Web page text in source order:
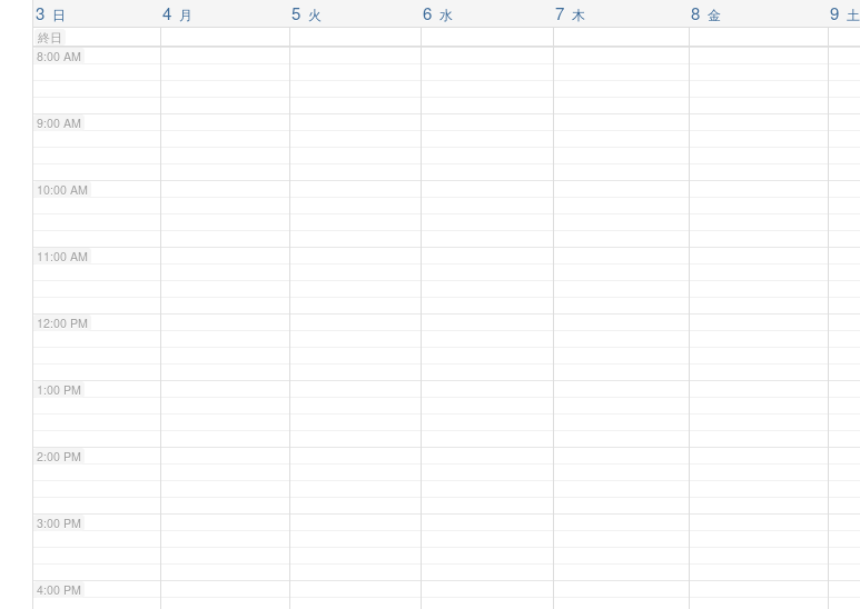
3 日 4 月 5 火 6 水 7 木 8 金 9 土
終日
8:00 AM
9:00 AM
10:00 AM
11:00 AM
12:00 PM
1:00 PM
2:00 PM
3:00 PM
4:00 PM